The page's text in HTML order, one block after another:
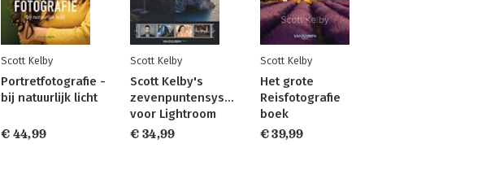
Scott Kelby
Portretfotografie -
bij natuurlijk licht
€ 44,99
Scott Kelby
Scott Kelby's
zevenpuntensysteem
voor Lightroom
€ 34,99
Scott Kelby
Het grote
Reisfotografie
boek
€ 39,99